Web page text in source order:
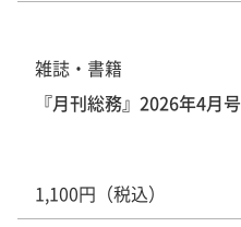
雑誌・書籍
『月刊総務』2026年4月号
1,100円（税込）